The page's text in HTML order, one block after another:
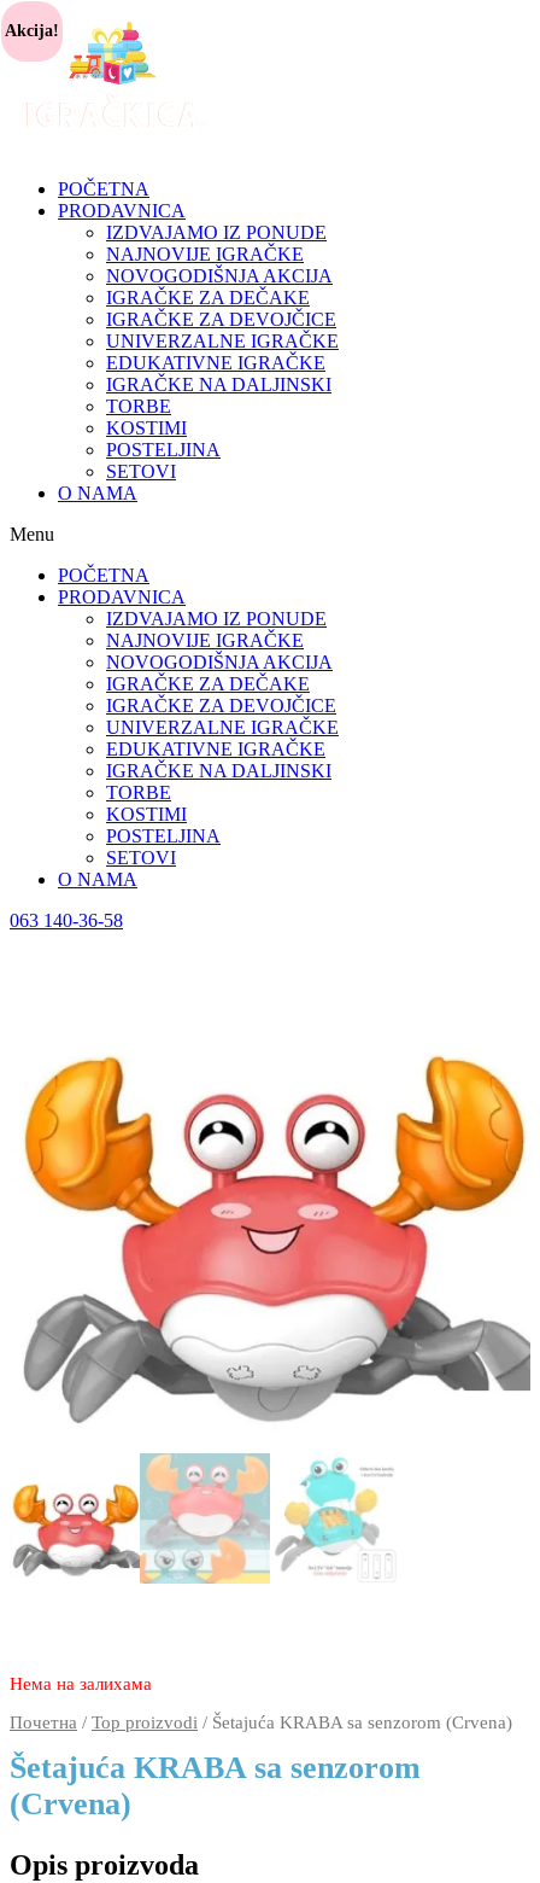
POČETNA
PRODAVNICA
IZDVAJAMO IZ PONUDE
NAJNOVIJE IGRAČKE
NOVOGODIŠNJA AKCIJA
IGRAČKE ZA DEČAKE
IGRAČKE ZA DEVOJČICE
UNIVERZALNE IGRAČKE
EDUKATIVNE IGRAČKE
IGRAČKE NA DALJINSKI
TORBE
KOSTIMI
POSTELJINA
SETOVI
O NAMA
Menu
POČETNA
PRODAVNICA
IZDVAJAMO IZ PONUDE
NAJNOVIJE IGRAČKE
NOVOGODIŠNJA AKCIJA
IGRAČKE ZA DEČAKE
IGRAČKE ZA DEVOJČICE
UNIVERZALNE IGRAČKE
EDUKATIVNE IGRAČKE
IGRAČKE NA DALJINSKI
TORBE
KOSTIMI
POSTELJINA
SETOVI
O NAMA
063 140-36-58
Akcija!
Нема на залихама
Почетна / Top proizvodi / Šetajuća KRABA sa senzorom (Crvena)
Šetajuća KRABA sa senzorom
(Crvena)
Opis proizvoda